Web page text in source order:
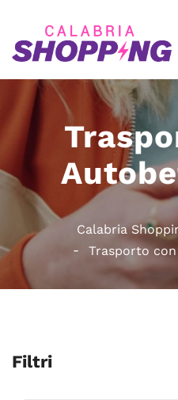
Calabria
Trasporto
Filtri